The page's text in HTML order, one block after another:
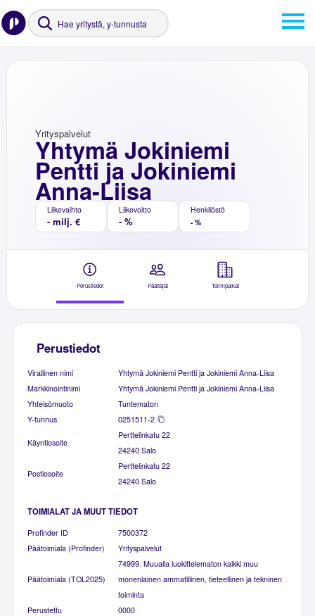
Yhtymä Jokiniemi
Pentti ja Jokiniemi
Anna-Liisa
Yrityspalvelut
Liikevaihto
- milj. €
Liikevoitto
- %
Henkilöstö
- %
Perustiedot Päättäjät Toimipaikat
Perustiedot
Virallinen nimi
Yhtymä Jokiniemi Pentti ja Jokiniemi Anna-Liisa
Markkinointinimi
Yhtymä Jokiniemi Pentti ja Jokiniemi Anna-Liisa
Yhteisömuoto
Tuntematon
Y-tunnus
0251511-2
Käyntiosoite
Perttelinkatu 22
24240 Salo
Postiosoite
Perttelinkatu 22
24240 Salo
TOIMIALAT JA MUUT TIEDOT
Profinder ID
7500372
Päätoimiala (Profinder)
Yrityspalvelut
Päätoimiala (TOL2025)
74999. Muualla luokittelematon kaikki muu
monenlainen ammatillinen, tieteellinen ja tekninen
toiminta
Perustettu
0000